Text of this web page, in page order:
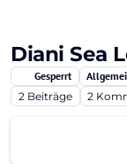
Diani Sea
Gesperrt
2 Beiträge 2